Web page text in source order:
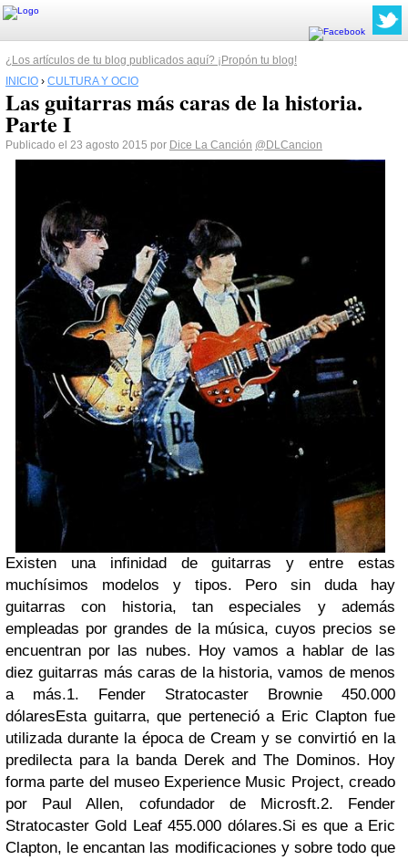
¿Los artículos de tu blog publicados aquí? ¡Propón tu blog!
INICIO › CULTURA Y OCIO
Las guitarras más caras de la historia.
Parte I
Publicado el 23 agosto 2015 por Dice La Canción @DLCancion
Existen una infinidad de guitarras y entre estas
muchísimos modelos y tipos. Pero sin duda hay
guitarras con historia, tan especiales y además
empleadas por grandes de la música, cuyos precios se
encuentran por las nubes. Hoy vamos a hablar de las
diez guitarras más caras de la historia, vamos de menos
a más.1. Fender Stratocaster Brownie 450.000
dólaresEsta guitarra, que perteneció a Eric Clapton fue
utilizada durante la época de Cream y se convirtió en la
predilecta para la banda Derek and The Dominos. Hoy
forma parte del museo Experience Music Project, creado
por Paul Allen, cofundador de Microsft.2. Fender
Stratocaster Gold Leaf 455.000 dólares.Si es que a Eric
Clapton, le encantan las modificaciones y sobre todo que